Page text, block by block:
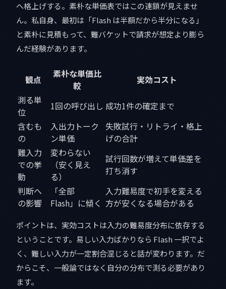
へ格上げする。素朴な単価表ではこの連鎖が見えませ
ん。私自身、最初は「Flash は半額だから半分になる」
と素朴に見積もって、難バケットで請求が想定より膨ら
んだ経験があります。
観点
素朴な単価比
較
実効コスト
測る単
位
1回の呼び出し 成功1件の確定まで
含むも
の
入出力トーク
ン単価
失敗試行・リトライ・格上
げの合計
難入力
での挙
動
変わらない
（安く見え
る）
試行回数が増えて単価差を
打ち消す
判断へ
の影響
「全部
Flash」に傾く
入力難易度で初手を変える
方が安くなる場合がある
ポイントは、実効コストは入力の難易度分布に依存する
ということです。易しい入力ばかりなら Flash 一択でよ
く、難しい入力が一定割合混じると話が変わります。だ
からこそ、一般論ではなく自分の分布で測る必要があり
ます。